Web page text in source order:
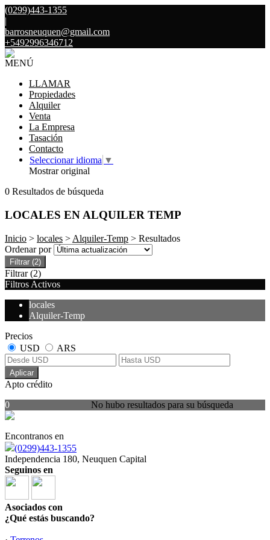
(0299)443-1355
|
barrosneuquen@gmail.com
+5492996346712
MENÚ
LLAMAR
Propiedades
Alquiler
Venta
La Empresa
Tasación
Contacto
Seleccionar idioma ▼
Mostrar original
0 Resultados de búsqueda
LOCALES EN ALQUILER TEMP
Inicio > locales > Alquiler-Temp > Resultados
Ordenar por
Filtrar (2)
Filtrar (2)
Filtros Activos
locales
Alquiler-Temp
Precios
USD
ARS
Aplicar
Apto crédito
No hubo resultados para su búsqueda
0
Encontranos en
(0299)443-1355
Independencia 180, Neuquen Capital
Seguinos en
Asociados con
¿Qué estás buscando?